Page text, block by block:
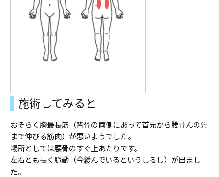
施術してみると
おそらく胸最長筋（背骨の両側にあって首元から腰骨んの先
まで伸びる筋肉）が悪いようでした。
場所としては腰骨のすぐ上あたりです。
左右とも長く脈動（今緩んでいるというしるし）が出まし
た。